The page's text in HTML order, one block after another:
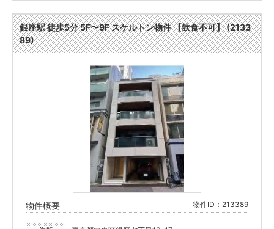
銀座駅 徒歩5分 5F〜9F スケルトン物件 【飲食不可】 (2133
89)
物件概要 物件ID：213389